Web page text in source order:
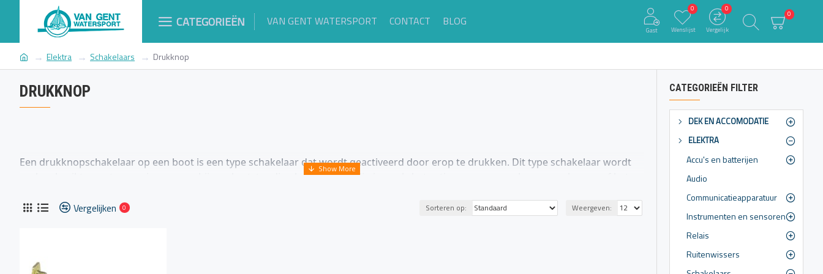
CATEGORIEËN VAN GENT WATERSPORT CONTACT BLOG
Gast Wenslijst
0
Vergelijk
0
0
Elektra Schakelaars Drukknop
DRUKKNOP
Een drukknopschakelaar op een boot is een type schakelaar dat wordt geactiveerd door erop te drukken. Dit type schakelaar wordt
vaak gebruikt voor toepassingen waarbij een kortstondige bediening nodig is, zoals het activeren van een claxon, een hoorn, of het
op boten:
Vergelijken 0 Sorteren op: Weergeven:
CATEGORIEËN FILTER
DEK EN ACCOMODATIE
ELEKTRA
Accu's en batterijen
Audio
Communicatieapparatuur
Instrumenten en sensoren
Relais
Ruitenwissers